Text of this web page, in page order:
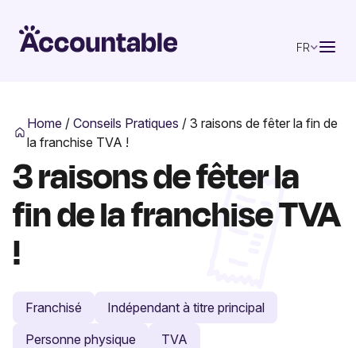
FR
Home /Conseils Pratiques /3 raisons de fêter la fin de
la franchise TVA !
3 raisons de fêter la
fin de la franchise TVA
!
Franchisé
Indépendant à titre principal
Personne physique
TVA